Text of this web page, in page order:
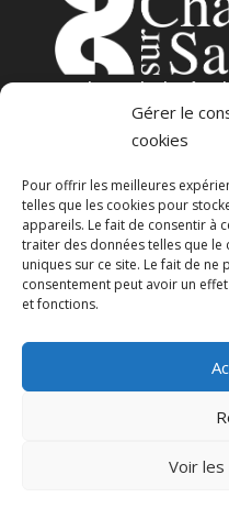
3place de
71100 –
23 avenue
Politique de
Gérer le
cookies
Pour offrir les meilleures
telles que les cookies pour
appareils. Le fait de consentir à
traiter des données telles que
uniques sur ce site. Le fait de
consentement peut avoir un
et fonctions.
Voir